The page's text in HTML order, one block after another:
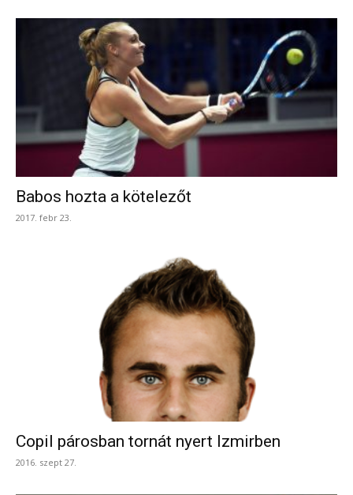
Babos hozta a kötelezőt
2017. febr 23.
Copil párosban tornát nyert Izmirben
2016. szept 27.